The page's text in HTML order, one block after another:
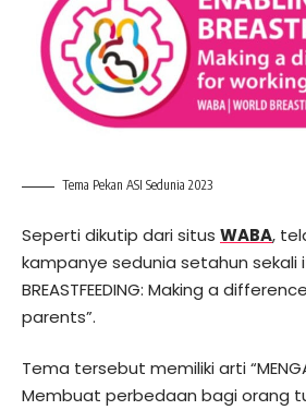
Tema Pekan ASI Sedunia 2023
Seperti dikutip dari situs WABA,
kampanye sedunia setahun sekali
BREASTFEEDING: Making a
parents”.
Tema tersebut memiliki arti
Membuat perbedaan bagi orang